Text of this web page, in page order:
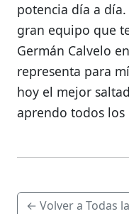
potencia día a
gran equipo que
Germán Calvelo
representa para
hoy el mejor
aprendo todos los
← Volver a Todas